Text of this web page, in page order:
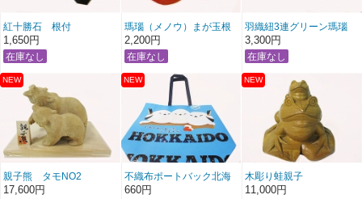
紅十勝石 根付
1,650円
瑪瑙（メノウ）まが玉根
付
2,200円
羽織紐3連グリーン瑪瑙
（めのう）
3,300円
親子熊 タモNO2
17,600円
不織布ポートバック北海
道シマエナガ
660円
木彫り蛙親子
11,000円